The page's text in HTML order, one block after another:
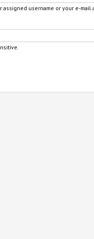
username or your e-mail